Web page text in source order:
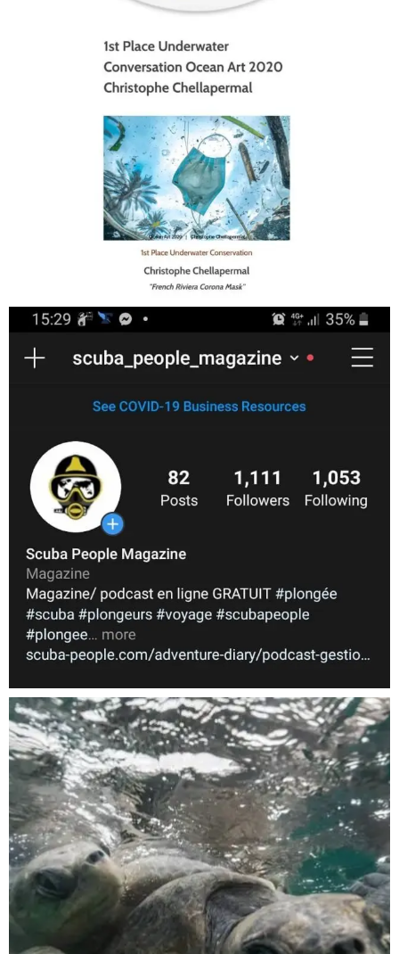
scuba_people_magazine
Nov 5
scuba_people_magazine